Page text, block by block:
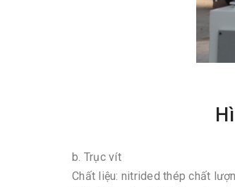
b. Trục vít
Chất liệu: nitrided thép chất